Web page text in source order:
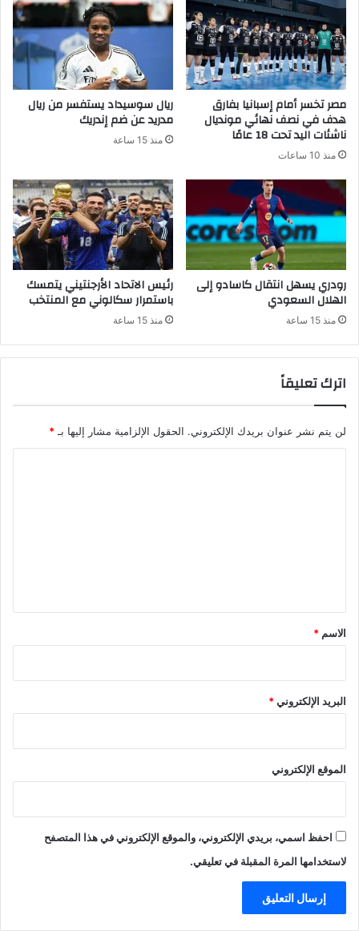
مصر تخسر أمام إسبانيا بفارق
هدف في نصف نهائي مونديال
ناشئات اليد تحت 18 عامًا
منذ 10 ساعات
ريال سوسيداد يستفسر من ريال
مدريد عن ضم إندريك
منذ 15 ساعة
رودري يسهل انتقال كاسادو إلى
الهلال السعودي
منذ 15 ساعة
رئيس الاتحاد الأرجنتيني يتمسك
باستمرار سكالوني مع المنتخب
منذ 15 ساعة
اترك تعليقاً
لن يتم نشر عنوان بريدك الإلكتروني. الحقول الإلزامية مشار إليها بـ *
*
الاسم *
البريد الإلكتروني*
الموقع الإلكتروني
احفظ اسمي، بريدي الإلكتروني، والموقع الإلكتروني في هذا المتصفح
لاستخدامها المرة المقبلة في تعليقي.